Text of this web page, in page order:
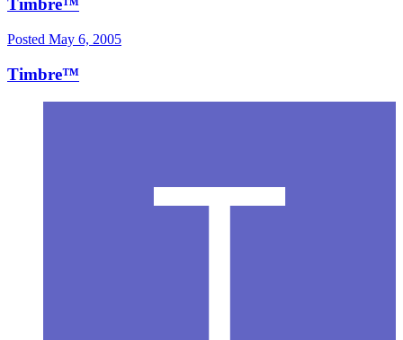
Timbre™
Posted May 6, 2005
Timbre™